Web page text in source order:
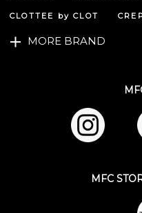
CLOTTEE by CLOT
MORE BRAND
MFC